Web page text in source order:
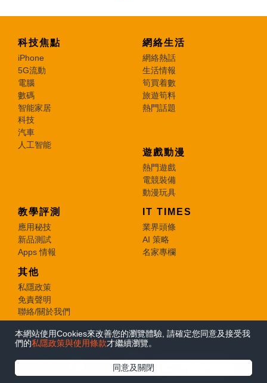
本網站使用Cookies來改善您的瀏覽體驗, 請確定您同意及接受我
們的私隱政策與使用條款才繼續瀏覽。
同意及關閉
科技焦點
iPhone
5G流動
電腦
數碼
智能家居
科技
汽車
人工智能
網絡生活
網絡熱話
生活情報
筍買着數
旅遊筍料
熱門話題
遊戲動漫
熱門遊戲
電競裝備
動漫玩具
教學評測
應用秘技
新品測試
Apps 情報
IT TIMES
業界頭條
AI 策略
名家專欄
其他
私隱政策
免責聲明
聯絡/關於我們
© 2026 e-zone. All Rights Reserved.